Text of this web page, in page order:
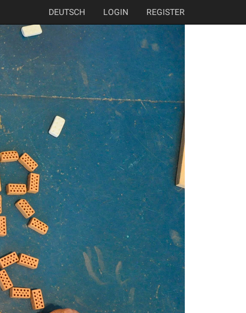
DEUTSCH LOGIN REGISTER